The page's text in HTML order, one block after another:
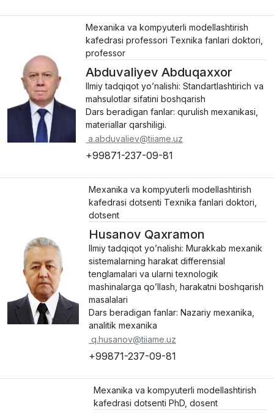
Mexanika va kompyuterli modellashtirish
kafedrasi professori Texnika fanlari doktori,
professor
Abduvaliyev Abduqaxxor
Ilmiy tadqiqot yo’nalishi: Standartlashtirich va
mahsulotlar sifatini boshqarish
Dars beradigan fanlar: qurulish mexanikasi,
materiallar qarshiligi.
a.abduvaliev@tiiame.uz
+99871-237-09-81
Mexanika va kompyuterli modellashtirish
kafedrasi dotsenti Texnika fanlari doktori,
dotsent
Husanov Qaxramon
Ilmiy tadqiqot yo’nalishi: Murakkab mexanik
sistemalarning harakat differensial
tenglamalari va ularni texnologik
mashinalarga qo’llash, harakatni boshqarish
masalalari
Dars beradigan fanlar: Nazariy mexanika,
analitik mexanika
q.husanov@tiiame.uz
+99871-237-09-81
Mexanika va kompyuterli modellashtirish
kafedrasi dotsenti PhD, dosent